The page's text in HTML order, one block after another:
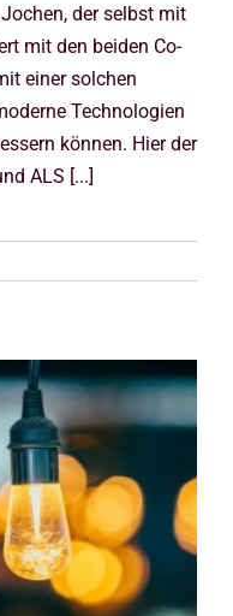
der selbst mit
mit den beiden Co-
einer solchen
Technologien
können. Hier der
ALS [...]